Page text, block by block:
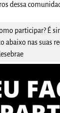
dessa
participar? É
abaixo nas suas